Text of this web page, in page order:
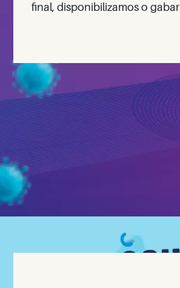
final, disponibilizamos o